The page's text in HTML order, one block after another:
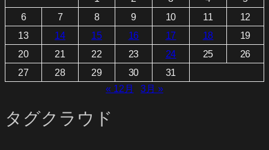
6
7 8 9 10 11
12
13
14 15 16 17 18
19
20
21 22 23 24 25
26
27
28 29 30
31
« 12月
3月 »
タグクラウド